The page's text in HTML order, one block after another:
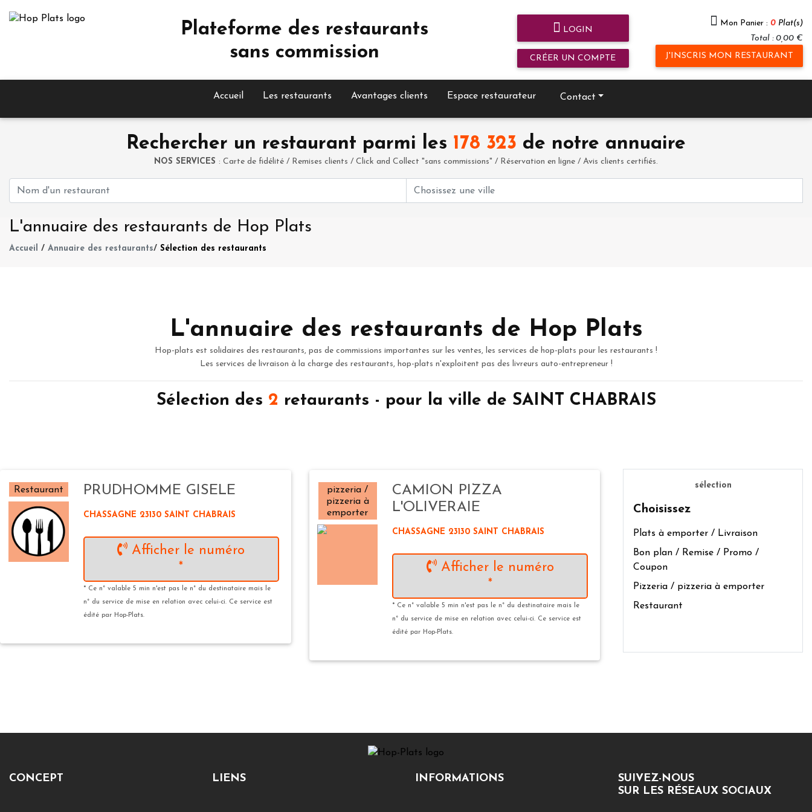
Plateforme des restaurants
sans commission
LOGIN
CRÉER UN COMPTE
Mon Panier : 0 Plat(s)
Total : 0,00 €
J'INSCRIS MON RESTAURANT
Accueil Les restaurants Avantages clients Espace restaurateur Contact
Rechercher un restaurant parmi les 178 323 de notre annuaire
NOS SERVICES : Carte de fidélité / Remises clients / Click and Collect "sans commissions" / Réservation en ligne / Avis clients certifiés.
L'annuaire des restaurants de Hop Plats
Accueil / Annuaire des restaurants/ Sélection des restaurants
L'annuaire des restaurants de Hop Plats
Hop-plats est solidaires des restaurants, pas de commissions importantes sur les ventes, les services de hop-plats pour les restaurants !
Les services de livraison à la charge des restaurants, hop-plats n'exploitent pas des livreurs auto-entrepreneur !
Sélection des 2 retaurants - pour la ville de SAINT CHABRAIS
Restaurant PRUDHOMME GISELE
CHASSAGNE 23130 SAINT CHABRAIS
Afficher le numéro
*
* Ce n° valable 5 min n'est pas le n° du destinataire mais le
n° du service de mise en relation avec celui-ci. Ce service est
édité par Hop-Plats.
pizzeria /
pizzeria à
emporter
CAMION PIZZA
L'OLIVERAIE
CHASSAGNE 23130 SAINT CHABRAIS
Afficher le numéro
*
* Ce n° valable 5 min n'est pas le n° du destinataire mais le
n° du service de mise en relation avec celui-ci. Ce service est
édité par Hop-Plats.
sélection
Choisissez
Plats à emporter / Livraison
Bon plan / Remise / Promo /
Coupon
Pizzeria / pizzeria à emporter
Restaurant
CONCEPT LIENS INFORMATIONS
SUIVEZ-NOUS
SUR LES RÉSEAUX SOCIAUX